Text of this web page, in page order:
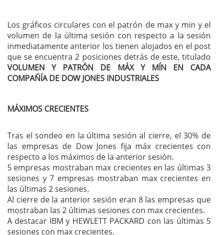
Los gráficos circulares con el patrón de max y min y el
volumen de la última sesión con respecto a la sesión
inmediatamente anterior los tienen alojados en el post
que se encuentra 2 posiciones detrás de este, titulado
VOLUMEN Y PATRÓN DE MÁX Y MÍN EN CADA
COMPAÑÍA DE DOW JONES INDUSTRIALES
MÁXIMOS CRECIENTES
Tras el sondeo en la última sesión al cierre, el 30% de
las empresas de Dow Jones fija máx crecientes con
respecto a los máximos de la anterior sesión.
5 empresas mostraban max crecientes en las últimas 3
sesiones y 7 empresas mostraban max crecientes en
las últimas 2 sesiones.
Al cierre de la anterior sesión eran 8 las empresas que
mostraban las 2 últimas sesiones con max crecientes.
A destacar IBM y HEWLETT PACKARD con las últimas 5
sesiones con max crecientes.